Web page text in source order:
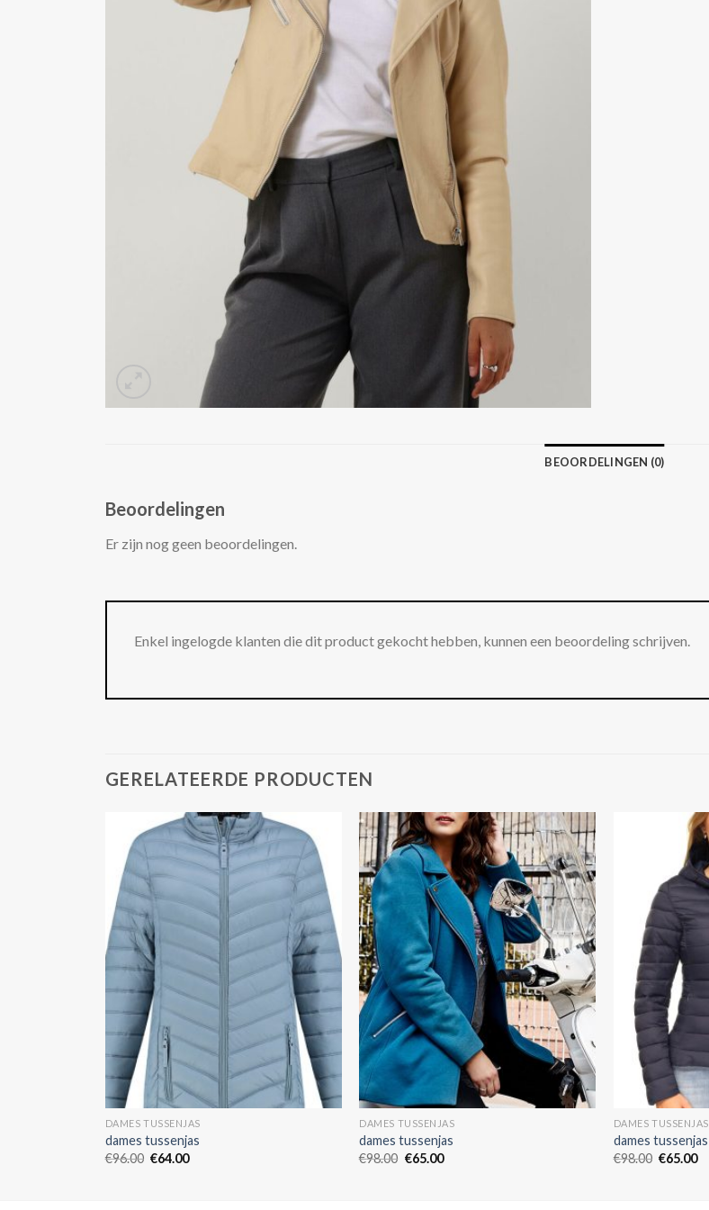
BEOORDELINGEN (0)
Beoordelingen
Er zijn nog geen beoordelingen.
Enkel ingelogde klanten die dit product gekocht hebben, kunnen een beoordeling schrijven.
GERELATEERDE PRODUCTEN
DAMES TUSSENJAS
dames tussenjas
€96.00 €64.00
DAMES TUSSENJAS
dames tussenjas
€98.00 €65.00
DAMES TUSSENJAS
dames tussenjas
€98.00 €65.00